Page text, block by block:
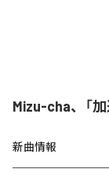
Mizu-cha、「
新曲情報